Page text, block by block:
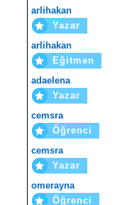
arlihakan
Yazar
arlihakan
Eğitmen
adaelena
Yazar
cemsra
Öğrenci
cemsra
Yazar
omerayna
Öğrenci